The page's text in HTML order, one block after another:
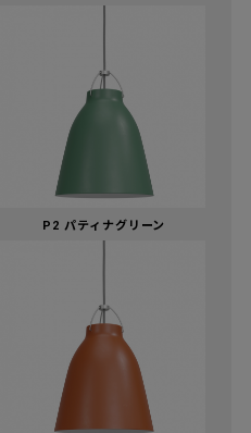
P2 パティナグリーン